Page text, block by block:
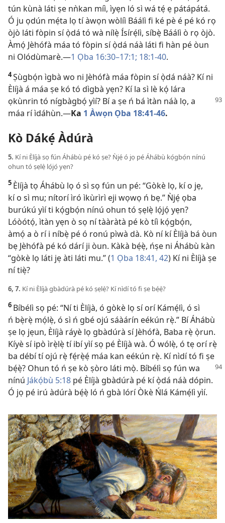
tún kùnà láti ṣe nǹkan míì, ìyẹn ló sì wá tẹ́ ẹ pátápátá.
Ó ju ọdún mẹ́ta lọ tí àwọn wòlíì Báálì fi ké pè é pé kó rọ
òjò láti fòpin sí ọ̀dá tó wà nílẹ̀ Ísírẹ́lì, síbẹ̀ Báálì ò rọ òjò.
Àmọ́ Jèhófà máa tó fòpin sí ọ̀dá náà láti fi hàn pé òun
ni Olódùmarè.—1 Ọba 16:30–17:1; 18:1-40.
4Ṣùgbọ́n ìgbà wo ni Jèhófà máa fòpin sí ọ̀dá náà? Kí ni
Èlíjà á máa ṣe kó tó dìgbà yẹn? Kí la sì lè kọ́ lára
ọkùnrin tó nígbàgbọ́ yìí? Bí a ṣe ń bá ìtàn náà lọ, a
máa rí ìdáhùn.—Ka 1 Àwọn Ọba 18:41-46.
Kò Dákẹ́ Àdúrà
5. Kí ni Èlíjà sọ fún Áhábù pé kó ṣe? Ǹjẹ́ ó jọ pé Áhábù kọ́gbọ́n nínú
ohun tó ṣẹlẹ̀ lọ́jọ́ yẹn?
5 Èlíjà tọ Áhábù lọ ó sì sọ fún un pé: “Gòkè lọ, kí o jẹ,
kí o sì mu; nítorí ìró ìkùrìrì eji wọwọ ń bẹ.” Ǹjẹ́ ọba
burúkú yìí ti kọ́gbọ́n nínú ohun tó ṣẹlẹ̀ lọ́jọ́ yẹn?
Lóòótọ́, ìtàn yẹn ò sọ ní tààràtà pé kò tíì kọ́gbọ́n,
àmọ́ a ò rí i níbẹ̀ pé ó ronú pìwà dà. Kò ní kí Èlíjà bá òun
bẹ Jèhófà pé kó dárí ji òun. Kàkà bẹ́ẹ̀, ńṣe ni Áhábù kàn
“gòkè lọ láti jẹ àti láti mu.” (1 Ọba 18:41, 42) Kí ni Èlíjà ṣe
ní tiẹ̀?
6, 7. Kí ni Èlíjà gbàdúrà pé kó ṣẹlẹ̀? Kí nìdí tó fi ṣe bẹ́ẹ̀?
6 Bíbélì sọ pé: “Ní ti Èlíjà, ó gòkè lọ sí orí Kámẹ́lì, ó sì
ń bẹ̀rẹ̀ mọ́lẹ̀, ó sì ń gbé ojú sáàárín eékún rẹ̀.” Bí Áhábù
ṣe lọ jẹun, Èlíjà ráyè lọ gbàdúrà sí Jèhófà, Baba rẹ̀ ọ̀run.
Kíyè sí ipò ìrẹ̀lẹ̀ tí ibí yìí sọ pé Èlíjà wà. Ó wólẹ̀, ó tẹ orí rẹ̀
ba débí tí ojú rẹ̀ fẹ́rẹ̀ẹ́ máa kan eékún rẹ̀. Kí nìdí tó fi ṣe
bẹ́ẹ̀? Ohun tó ń ṣe kò ṣòro láti mọ̀. Bíbélì sọ fún wa
nínú Jákọ́bù 5:18 pé Èlíjà gbàdúrà pé kí ọ̀dá náà dópin.
Ó jọ pé irú àdúrà bẹ́ẹ̀ ló ń gbà lórí Òkè Ńlá Kámẹ́lì yìí.